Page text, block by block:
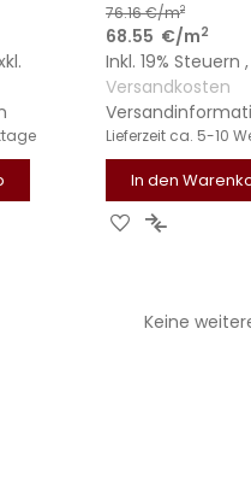
76.16€/m2
68.55 €/m2
Inkl. 19% Steuern
Versandkosten
Lieferzeit ca. 5-10
In den
ZURZUR
Keine